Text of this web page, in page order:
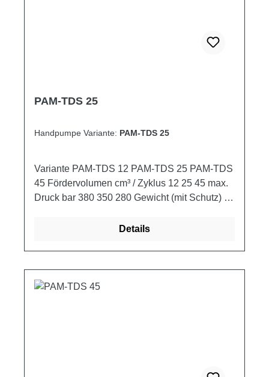
PAM-TDS 25
Handpumpe Variante: PAM-TDS 25
Variante PAM-TDS 12 PAM-TDS 25 PAM-TDS
45 Fördervolumen cm³ / Zyklus 12 25 45 max.
Druck bar 380 350 280 Gewicht (mit Schutz) kg
Details